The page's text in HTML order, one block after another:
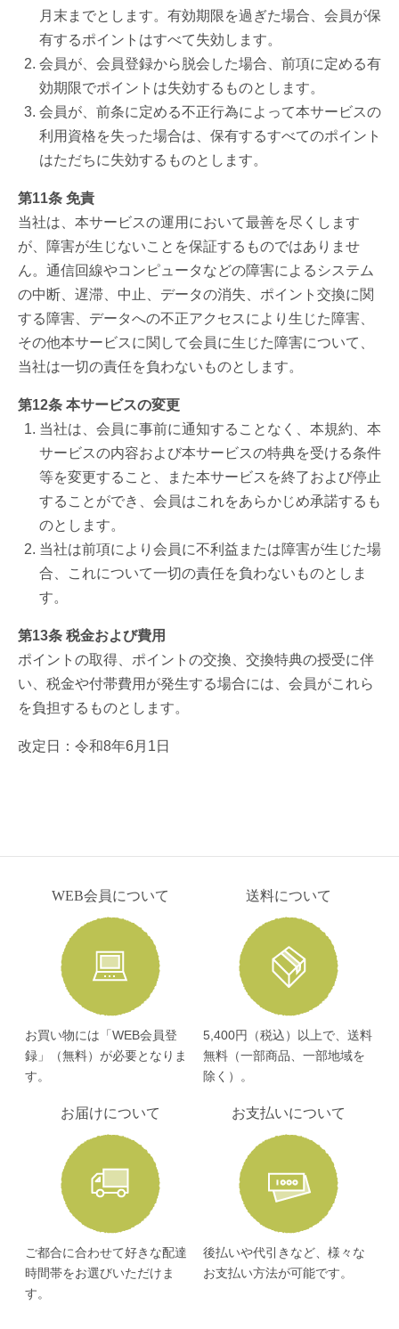
月末までとします。有効期限を過ぎた場合、会員が保
有するポイントはすべて失効します。
会員が、会員登録から脱会した場合、前項に定める有
効期限でポイントは失効するものとします。
会員が、前条に定める不正行為によって本サービスの
利用資格を失った場合は、保有するすべてのポイント
はただちに失効するものとします。
第11条 免責
当社は、本サービスの運用において最善を尽くします
が、障害が生じないことを保証するものではありませ
ん。通信回線やコンピュータなどの障害によるシステム
の中断、遅滞、中止、データの消失、ポイント交換に関
する障害、データへの不正アクセスにより生じた障害、
その他本サービスに関して会員に生じた障害について、
当社は一切の責任を負わないものとします。
第12条 本サービスの変更
当社は、会員に事前に通知することなく、本規約、本
サービスの内容および本サービスの特典を受ける条件
等を変更すること、また本サービスを終了および停止
することができ、会員はこれをあらかじめ承諾するも
のとします。
当社は前項により会員に不利益または障害が生じた場
合、これについて一切の責任を負わないものとしま
す。
第13条 税金および費用
ポイントの取得、ポイントの交換、交換特典の授受に伴
い、税金や付帯費用が発生する場合には、会員がこれら
を負担するものとします。
改定日：令和8年6月1日
WEB会員について
お買い物には「WEB会員登
録」（無料）が必要となりま
す。
送料について
5,400円（税込）以上で、送料
無料（一部商品、一部地域を
除く）。
お届けについて
ご都合に合わせて好きな配達
時間帯をお選びいただけま
す。
お支払いについて
後払いや代引きなど、様々な
お支払い方法が可能です。